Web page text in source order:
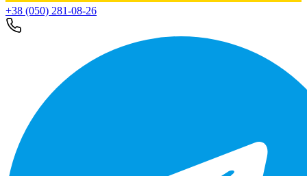
+38 (050) 281-08-26